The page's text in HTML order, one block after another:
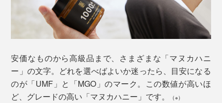
安価なものは、「砂糖、水飴」などのあとに「はちみ
つ」とあるものがほとんど。
カハニー」を集めるため、ニュージーランド全土に点在
する「マヌカの森」の開花に合わせて設置、咲き終わる
直前に回収します。
主役はセイヨウミツバチ。巣から約半径2〜3kmの花か
ら蜜を集めて、体内の酵素などと混ぜ合わせ、蜜房に貯
蔵。羽で扇いで濃縮させたものが「マヌカハニー」とな
ります。
安価なものから高級品まで、さまざまな「マヌカハニ
ー」の文字。どれを選べばよいか迷ったら、目安になる
のが「UMF」と「MGO」のマーク。この数値が高いほ
ど、グレードの高い「マヌカハニー」です。
（※）